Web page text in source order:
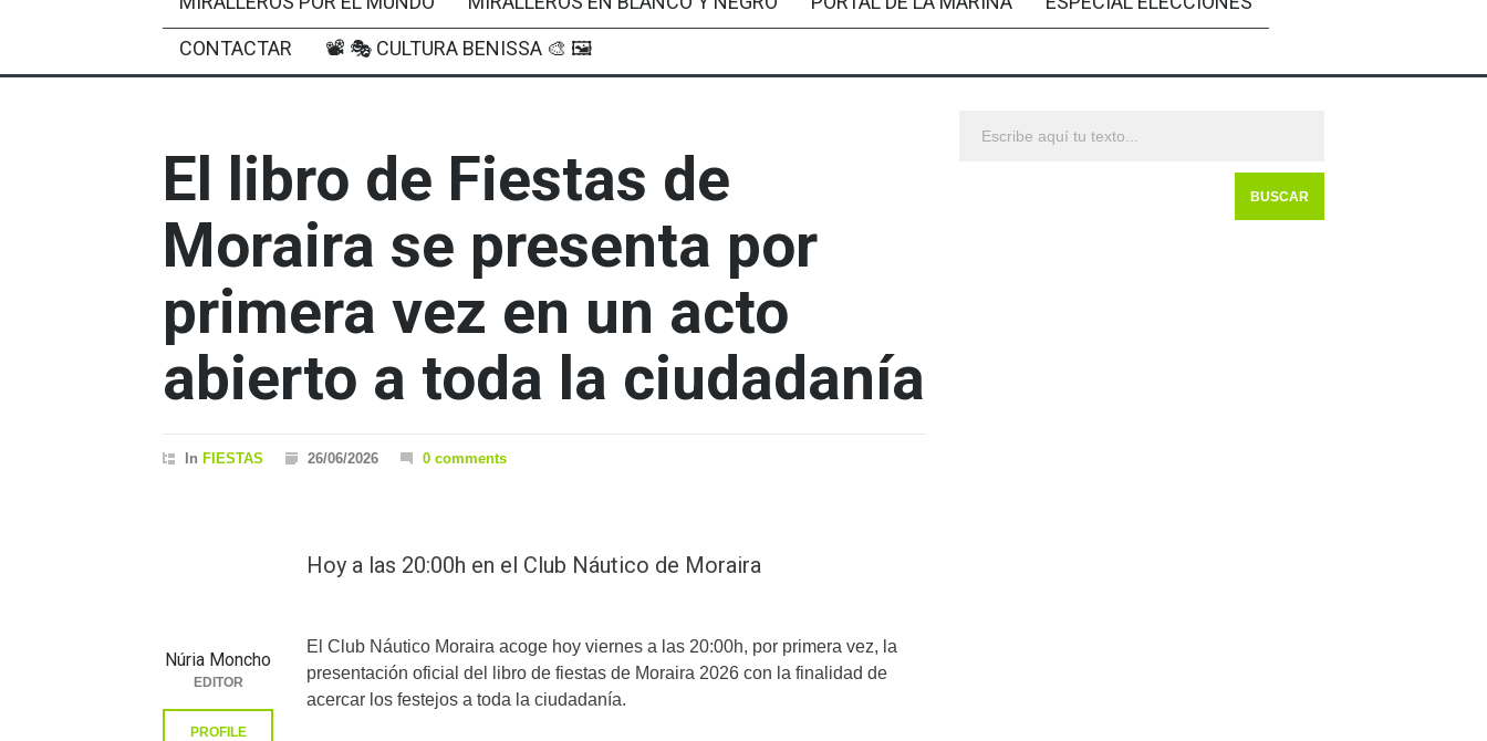
CONTACTAR
📽 🎭 CULTURA BENISSA 🎨 🖼
El libro de Fiestas de
Moraira se presenta por
primera vez en un acto
abierto a toda la ciudadanía
In FIESTAS 26/06/2026 0 comments
Hoy a las 20:00h en el Club Náutico de Moraira
El Club Náutico Moraira acoge hoy viernes a las 20:00h, por primera vez, la
presentación oficial del libro de fiestas de Moraira 2026 con la finalidad de
acercar los festejos a toda la ciudadanía.
Núria Moncho
EDITOR
PROFILE